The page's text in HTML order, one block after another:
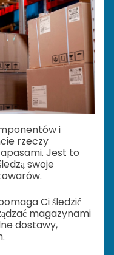
i
rzeczy
Jest to
swoje
Ci śledzić
magazynami
dostawy,